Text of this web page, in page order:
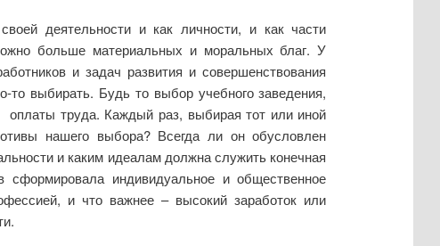
деятельности и как личности, и как части
больше материальных и моральных благ. У
и задач развития и совершенствования
то выбирать. Будь то выбор учебного заведения,
оплаты труда. Каждый раз, выбирая тот или иной
нашего выбора? Всегда ли он обусловлен
и каким идеалам должна служить конечная
сформировала индивидуальное и общественное
и что важнее – высокий заработок или